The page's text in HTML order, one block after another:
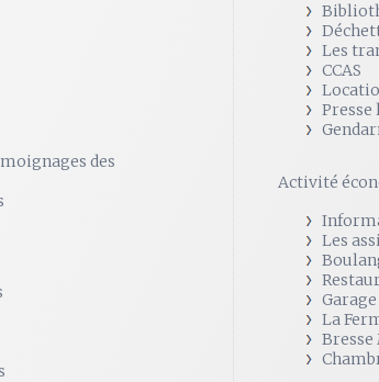
des
Les
CCAS
Presse
Activité
Les
La